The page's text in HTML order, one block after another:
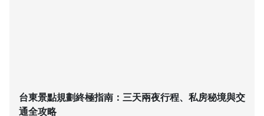
台東景點規劃終極指南：三天兩夜行程、私房秘境與交
通全攻略